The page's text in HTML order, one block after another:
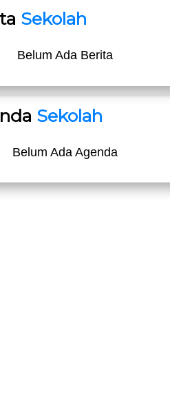
Sekolah
Belum Ada Berita
Sekolah
Belum Ada Agenda